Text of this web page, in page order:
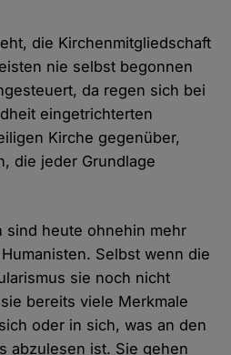
die Kirchenmitgliedschaft
nie selbst begonnen
da regen sich bei
eingetrichterten
Kirche gegenüber,
die jeder Grundlage
sind heute ohnehin mehr
Selbst wenn die
sie noch nicht
bereits viele Merkmale
oder in sich, was an den
abzulesen ist. Sie gehen